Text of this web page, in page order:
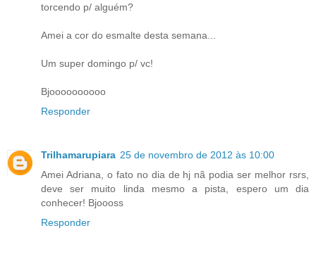
torcendo p/ alguém?
Amei a cor do esmalte desta semana...
Um super domingo p/ vc!
Bjoooooooooo
Responder
Trilhamarupiara 25 de novembro de 2012 às 10:00
Amei Adriana, o fato no dia de hj nã podia ser melhor rsrs,
deve ser muito linda mesmo a pista, espero um dia
conhecer! Bjoooss
Responder